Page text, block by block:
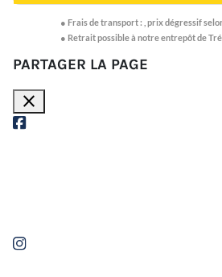
● Frais de transport : prix dégressif
● Retrait possible à notre entrepôt de
PARTAGER LA PAGE
close